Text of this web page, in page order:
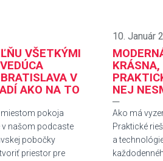
VŠETKÝMI
V
AKO NA TO
miestom pokoja
v našom podcaste
pobočky
priestor pre
10. Január
NEJ
─
Ako má
Praktické
a